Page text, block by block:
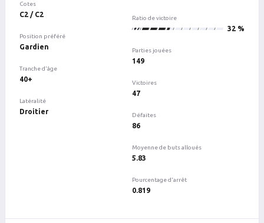
Cotes
C2 / C2
Position préféré
Gardien
Tranche d'âge
40+
Latéralité
Droitier
Ratio de victoire
47 32 %
Parties jouées
149
Victoires
47
Défaites
86
Moyenne de buts alloués
5.83
Pourcentage d'arrêt
0.819